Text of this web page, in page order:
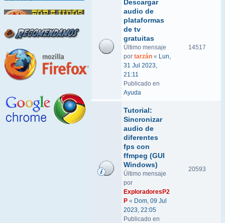
Descargar
audio de
plataformas
de tv
gratuitas
Último mensaje
por tarzán « Lun,
31 Jul 2023,
21:11
Publicado en
Ayuda
14517
Tutorial:
Sincronizar
audio de
diferentes
fps con
ffmpeg (GUI
Windows)
Último mensaje
por
ExploradoresP2
P « Dom, 09 Jul
2023, 22:05
Publicado en
20593